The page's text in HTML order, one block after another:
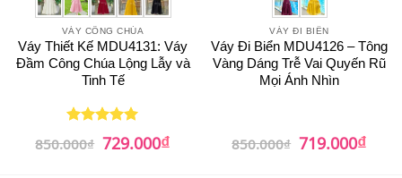
VÁY CÔNG CHÚA
Váy Thiết Kế MDU4131: Váy
Đầm Công Chúa Lộng Lẫy và
Tinh Tế
Được xếp
hạng
55
850.000₫ Giá
gốc
729.000₫Giá
hiện
VÁY ĐI BIỂN
Váy Đi Biển MDU4126 – Tông
Vàng Dáng Trễ Vai Quyến Rũ
Mọi Ánh Nhìn
850.000₫ Giá
gốc
719.000₫Giá
hiện